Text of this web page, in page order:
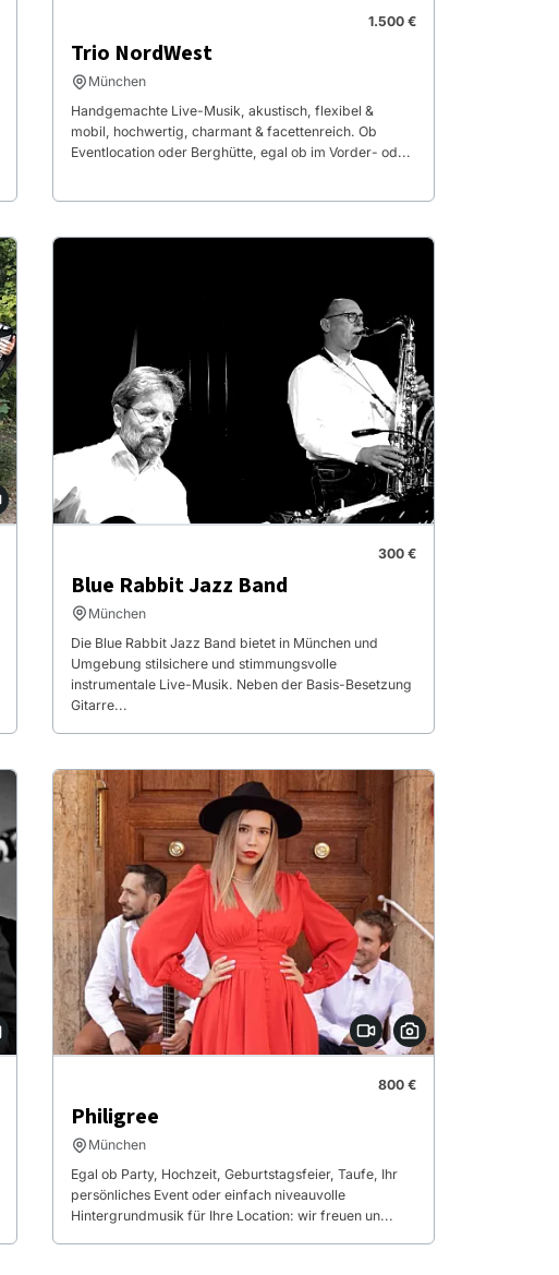
1.500 €
Trio NordWest
München
Handgemachte Live-Musik, akustisch, flexibel &
mobil, hochwertig, charmant & facettenreich. Ob
Eventlocation oder Berghütte, egal ob im Vorder- od...
300 €
Blue Rabbit Jazz Band
München
Die Blue Rabbit Jazz Band bietet in München und
Umgebung stilsichere und stimmungsvolle
instrumentale Live-Musik. Neben der Basis-Besetzung
Gitarre...
800 €
Philigree
München
Egal ob Party, Hochzeit, Geburtstagsfeier, Taufe, Ihr
persönliches Event oder einfach niveauvolle
Hintergrundmusik für Ihre Location: wir freuen un...